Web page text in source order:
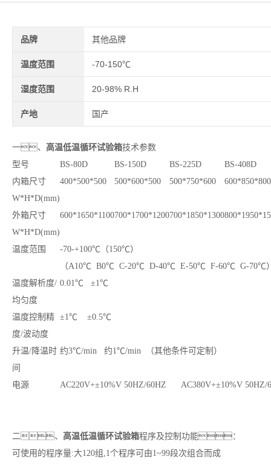
品牌 其他品牌
温度范围 -70-150℃
湿度范围 20-98% R.H
产地 国产
一、 高温低温循环试验箱技术参数
型号
BS-80D BS-150D BS-225D
BS-408D
内箱尺寸
W*H*D(mm)
400*500*500 500*600*500 500*750*600 600*850*800
外箱尺寸
W*H*D(mm)
600*1650*1100700*1700*1200700*1850*1300
温度范围
-70-+100℃（150℃）
（A10℃ B0℃ C-20℃ D-40℃ E-50℃ F-60℃ G-70℃
温度解析度/
均匀度
0.01℃ ±1℃
温度控制精
度/波动度
±1℃ ±0.5℃
升温/降温时
间
约3℃/min 约1℃/min （其他条件可定制）
电源 AC220V+±10%V 50HZ/60HZ AC380V+±10%V 50HZ/
二、 高温低温循环试验箱程序及控制功能：
可使用的程序量:大120组,1个程序可由1~99段次组合而成